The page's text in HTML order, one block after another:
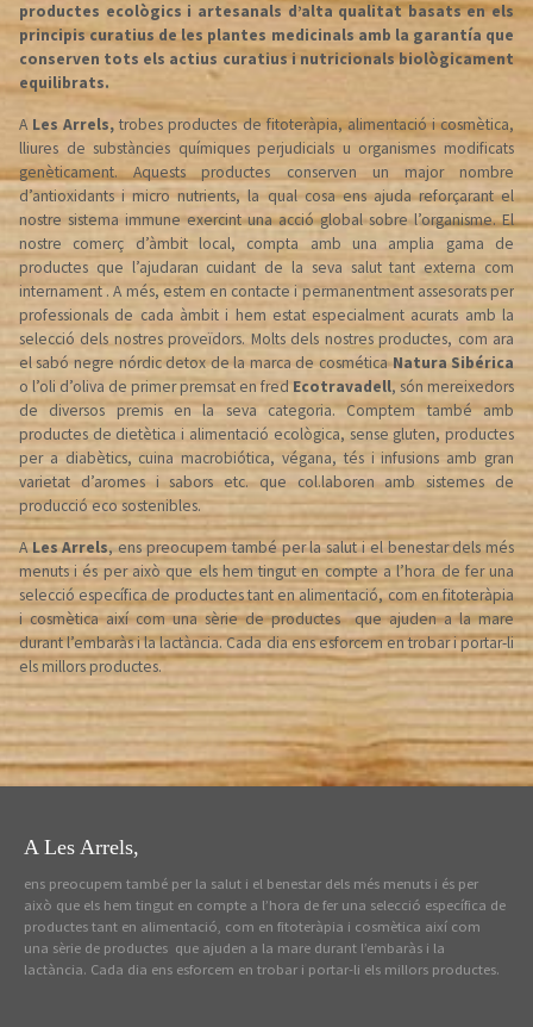
Donec quam felis, ultricies nec.
productes ecològics i artesanals d’alta qualitat basats en els
principis curatius de les plantes medicinals amb la garantía que
conserven tots els actius curatius i nutricionals biològicament
equilibrats.
A Les Arrels, trobes productes de fitoteràpia, alimentació i cosmètica,
lliures de substàncies químiques perjudicials u organismes modificats
genèticament. Aquests productes conserven un major nombre
d’antioxidants i micro nutrients, la qual cosa ens ajuda reforçarant el
nostre sistema immune exercint una acció global sobre l’organisme. El
nostre comerç d’àmbit local, compta amb una amplia gama de
productes que l’ajudaran cuidant de la seva salut tant externa com
internament . A més, estem en contacte i permanentment assesorats per
professionals de cada àmbit i hem estat especialment acurats amb la
selecció dels nostres proveïdors. Molts dels nostres productes, com ara
el sabó negre nórdic detox de la marca de cosméticaNatura Sibérica
o l’oli d’oliva de primer premsat en fred Ecotravadell, són mereixedors
de diversos premis en la seva categoria. Comptem també amb
productes de dietètica i alimentació ecològica, sense gluten, productes
per a diabètics, cuina macrobiótica, végana, tés i infusions amb gran
varietat d’aromes i sabors etc. que col.laboren amb sistemes de
producció eco sostenibles.
A Les Arrels, ens preocupem també per la salut i el benestar dels més
menuts i és per això que els hem tingut en compte a l’hora de fer una
selecció específica de productes tant en alimentació, com en fitoteràpia
i cosmètica així com una sèrie de productes que ajuden a la mare
durant l’embaràs i la lactància. Cada dia ens esforcem en trobar i portar-li
els millors productes.
A Les Arrels,
ens preocupem també per la salut i el benestar dels més menuts i és per
això que els hem tingut en compte a l’hora de fer una selecció específica de
productes tant en alimentació, com en fitoteràpia i cosmètica així com
una sèrie de productes que ajuden a la mare durant l’embaràs i la
lactància. Cada dia ens esforcem en trobar i portar-li els millors productes.